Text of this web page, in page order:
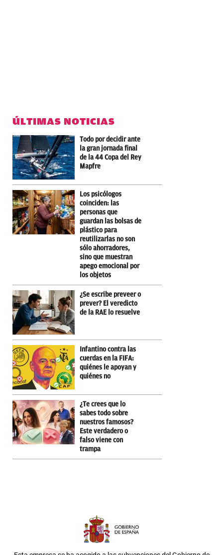
ÚLTIMAS NOTICIAS
Todo por decidir ante
la gran jornada final
de la 44 Copa del Rey
Mapfre
Los psicólogos
coinciden: las
personas que
guardan las bolsas de
plástico para
reutilizarlas no son
sólo ahorradores,
sino que muestran
apego emocional por
los objetos
¿Se escribe preveer o
prever? El veredicto
de la RAE lo resuelve
Infantino contra las
cuerdas en la FIFA:
quiénes le apoyan y
quiénes no
¿Te crees que lo
sabes todo sobre
nuestros famosos?
Este verdadero o
falso viene con
trampa